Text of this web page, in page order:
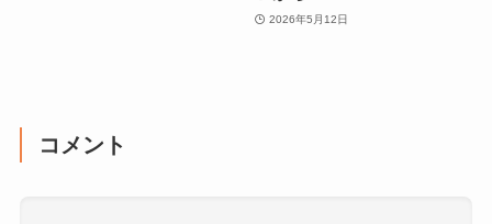
2026年5月12日
コメント